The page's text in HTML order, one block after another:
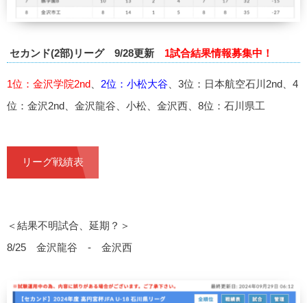
セカンド(2部)リーグ 9/28更新 1試合結果情報募集中！
1位：金沢学院2nd 、 2位：小松大谷、3位：日本航空石川2nd、4
位：金沢2nd、金沢龍谷、小松、金沢西、8位：石川県工
リーグ戦績表
＜結果不明試合、延期？＞
8/25 金沢龍谷 - 金沢西